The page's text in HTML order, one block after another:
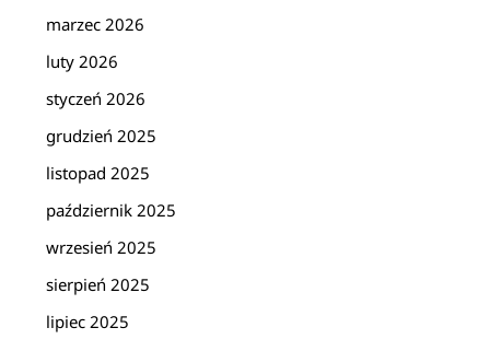
marzec 2026
luty 2026
styczeń 2026
grudzień 2025
listopad 2025
październik 2025
wrzesień 2025
sierpień 2025
lipiec 2025